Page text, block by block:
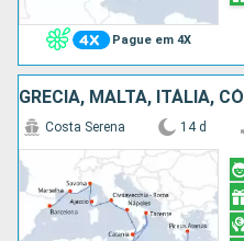
Pague em 4X
Costa Serena 14 d